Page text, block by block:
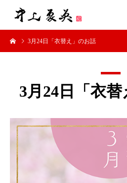
3月24日「衣替え」のお話
3月24日「衣